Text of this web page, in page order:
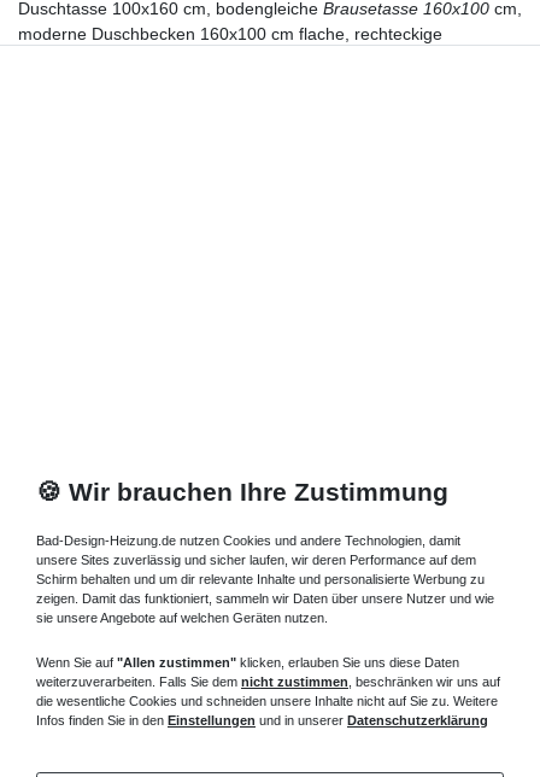
Duschtasse 100x160 cm, bodengleiche Brausetasse 160x100 cm,
moderne Duschbecken 160x100 cm flache, rechteckige
cm montiert werden sind auch lieferbar. Die Styroporträger, zur
zusätzlichen Schalldämmung, werden entsprechend zugeordnet,
flache Duschwanne 160x100 cm – tiefe
Brausewanne 160x100 cm
Duschbecken ? Rufen Sie an, wir beraten Sie gern.
🍪 Wir brauchen Ihre Zustimmung
Bad-Design-Heizung.de nutzen Cookies und andere Technologien, damit
unsere Sites zuverlässig und sicher laufen, wir deren Performance auf dem
Schirm behalten und um dir relevante Inhalte und personalisierte Werbung zu
zeigen. Damit das funktioniert, sammeln wir Daten über unsere Nutzer und wie
sie unsere Angebote auf welchen Geräten nutzen.
Wenn Sie auf "Allen zustimmen" klicken, erlauben Sie uns diese Daten
weiterzuverarbeiten. Falls Sie dem nicht zustimmen , beschränken wir uns auf
die wesentliche Cookies und schneiden unsere Inhalte nicht auf Sie zu. Weitere
Infos finden Sie in den Einstellungen und in unserer Datenschutzerklärung